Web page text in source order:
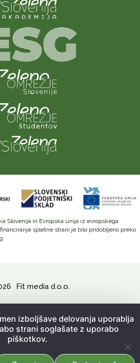
Slovenija in Evropska unija iz evropskega
spletne strani je bilo pridobljeno preko
Fit media d.o.o.
pogoji poslovanja
izboljšave delovanja uporablja
strani soglašate z uporabo
piškotkov.